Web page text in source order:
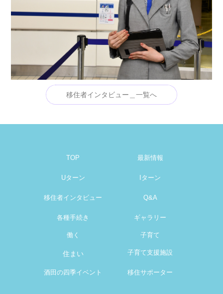
移住者インタビュー＿一覧へ
TOP 最新情報
Uターン Iターン
移住者インタビュー Q&A
各種手続き ギャラリー
働く 子育て
住まい 子育て支援施設
酒田の四季イベント 移住サポーター